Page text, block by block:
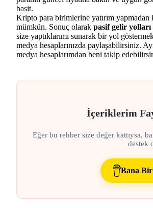
basit.
Kripto para birimlerine yatırım
mümkün. Sonuç olarak pasif gelir yolları
size yaptıklarımı sunarak bir yol
medya hesaplarınızda paylaşabilirsiniz.
medya hesaplarımdan beni takip
İçeriklerim
Eğer bu rehber size değer kattıysa,
destek
Bana